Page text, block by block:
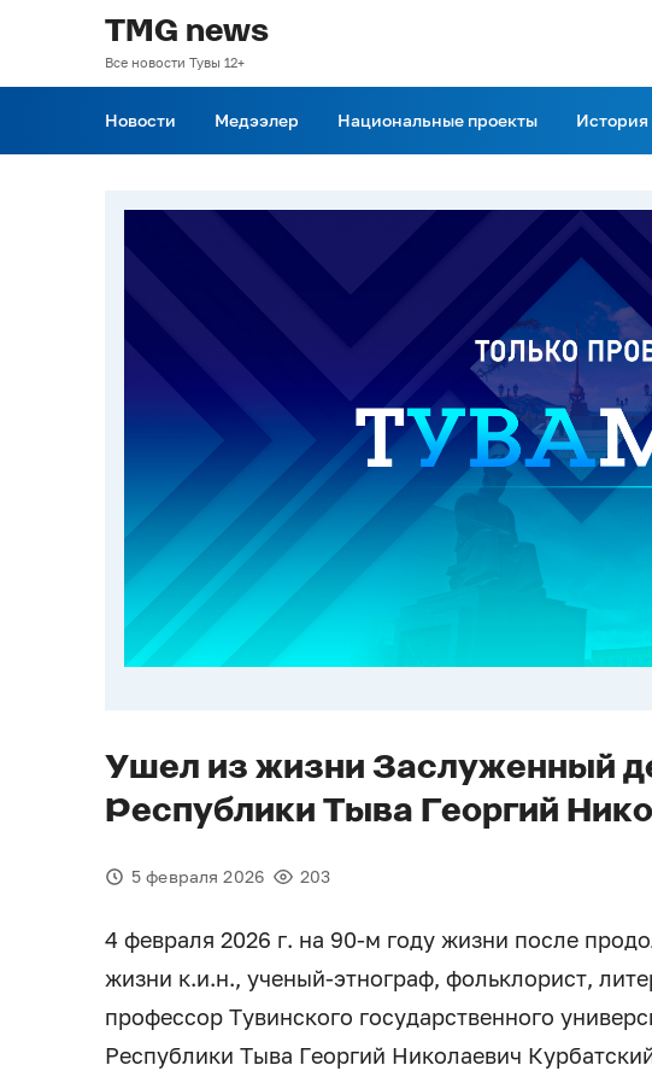
TMG news
Все новости Тувы 12+
Новости Медээлер Национальные проекты
Ушел из жизни Заслуженный
Республики Тыва Георгий
5 февраля 2026 203
4 февраля 2026 г. на 90-м году жизни после
жизни к.и.н., ученый-этнограф, фольклорист,
профессор Тувинского государственного
Республики Тыва Георгий Николаевич